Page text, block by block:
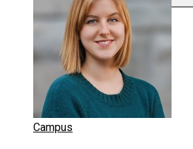
Campus